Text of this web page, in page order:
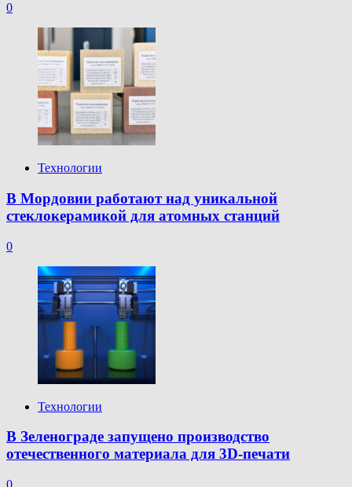
0
Технологии
В Мордовии работают над уникальной
стеклокерамикой для атомных станций
0
Технологии
В Зеленограде запущено производство
отечественного материала для 3D-печати